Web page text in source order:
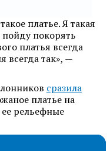
платье. Я такая
пойду покорять
платья всегда
всегда так», —
сразила
платье на
рельефные